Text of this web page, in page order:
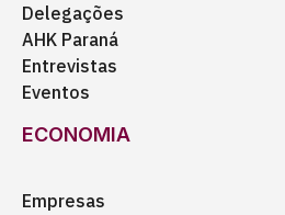
Delegações
AHK Paraná
Entrevistas
Eventos
ECONOMIA
Empresas